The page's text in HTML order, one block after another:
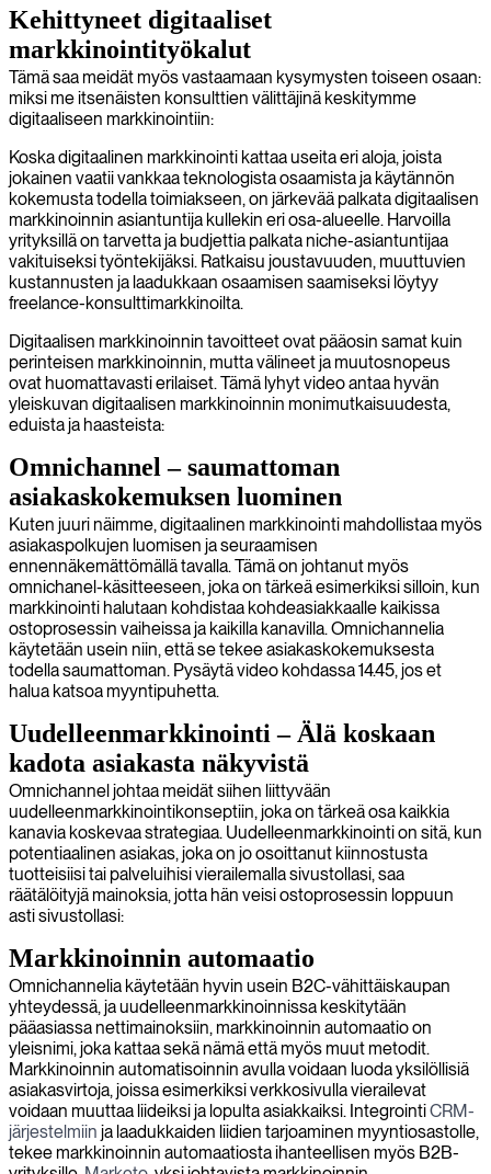
Kehittyneet digitaaliset
markkinointityökalut
Tämä saa meidät myös vastaamaan kysymysten toiseen osaan:
miksi me itsenäisten konsulttien välittäjinä keskitymme
digitaaliseen markkinointiin:
Koska digitaalinen markkinointi kattaa useita eri aloja, joista
jokainen vaatii vankkaa teknologista osaamista ja käytännön
kokemusta todella toimiakseen, on järkevää palkata digitaalisen
markkinoinnin asiantuntija kullekin eri osa-alueelle. Harvoilla
yrityksillä on tarvetta ja budjettia palkata niche-asiantuntijaa
vakituiseksi työntekijäksi. Ratkaisu joustavuuden, muuttuvien
kustannusten ja laadukkaan osaamisen saamiseksi löytyy
freelance-konsulttimarkkinoilta.
Digitaalisen markkinoinnin tavoitteet ovat pääosin samat kuin
perinteisen markkinoinnin, mutta välineet ja muutosnopeus
ovat huomattavasti erilaiset. Tämä lyhyt video antaa hyvän
yleiskuvan digitaalisen markkinoinnin monimutkaisuudesta,
eduista ja haasteista:
Omnichannel – saumattoman
asiakaskokemuksen luominen
Kuten juuri näimme, digitaalinen markkinointi mahdollistaa myös
asiakaspolkujen luomisen ja seuraamisen
ennennäkemättömällä tavalla. Tämä on johtanut myös
omnichanel-käsitteeseen, joka on tärkeä esimerkiksi silloin, kun
markkinointi halutaan kohdistaa kohdeasiakkaalle kaikissa
ostoprosessin vaiheissa ja kaikilla kanavilla. Omnichannelia
käytetään usein niin, että se tekee asiakaskokemuksesta
todella saumattoman. Pysäytä video kohdassa 14.45, jos et
halua katsoa myyntipuhetta.
Uudelleenmarkkinointi – Älä koskaan
kadota asiakasta näkyvistä
Omnichannel johtaa meidät siihen liittyvään
uudelleenmarkkinointikonseptiin, joka on tärkeä osa kaikkia
kanavia koskevaa strategiaa. Uudelleenmarkkinointi on sitä, kun
potentiaalinen asiakas, joka on jo osoittanut kiinnostusta
tuotteisiisi tai palveluihisi vierailemalla sivustollasi, saa
räätälöityjä mainoksia, jotta hän veisi ostoprosessin loppuun
asti sivustollasi:
Markkinoinnin automaatio
Omnichannelia käytetään hyvin usein B2C-vähittäiskaupan
yhteydessä, ja uudelleenmarkkinoinnissa keskitytään
pääasiassa nettimainoksiin, markkinoinnin automaatio on
yleisnimi, joka kattaa sekä nämä että myös muut metodit.
Markkinoinnin automatisoinnin avulla voidaan luoda yksilöllisiä
asiakasvirtoja, joissa esimerkiksi verkkosivulla vierailevat
voidaan muuttaa liideiksi ja lopulta asiakkaiksi. IntegrointiCRM-
järjestelmiin ja laadukkaiden liidien tarjoaminen myyntiosastolle,
tekee markkinoinnin automaatiosta ihanteellisen myös B2B-